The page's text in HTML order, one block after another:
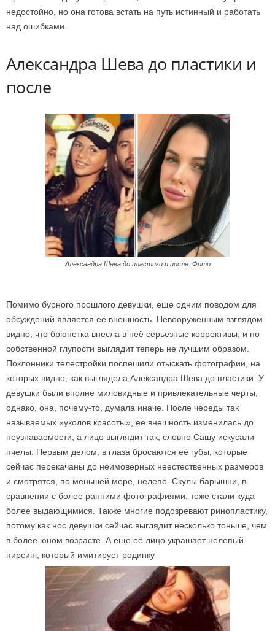
недостойно, но она готова встать на путь истинный и работать
над ошибками.
Александра Шева до пластики и
после
Александра Шева до пластики и после. Фото
Помимо бурного прошлого девушки, еще одним поводом для
обсуждений является её внешность. Невооруженным взглядом
видно, что брюнетка внесла в неё серьезные коррективы, и по
собственной глупости выглядит теперь не лучшим образом.
Поклонники телестройки поспешили отыскать фотографии, на
которых видно, как выглядела Александра Шева до пластики. У
девушки были вполне миловидные и привлекательные черты,
однако, она, почему-то, думала иначе. После череды так
называемых «уколов красоты», её внешность изменилась до
неузнаваемости, а лицо выглядит так, словно Сашу искусали
пчелы. Первым делом, в глаза бросаются её губы, которые
сейчас перекачаны до неимоверных неестественных размеров
и смотрятся, по меньшей мере, нелепо. Скулы барышни, в
сравнении с более ранними фотографиями, тоже стали куда
более выдающимися. Также многие подозревают ринопластику,
потому как нос девушки сейчас выглядит несколько тоньше, чем
в более юном возрасте. А еще её лицо украшает нелепый
пирсинг, который имитирует родинку